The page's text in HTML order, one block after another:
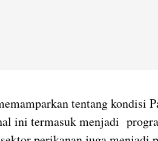
tentang kondisi
ini termasuk menjadi